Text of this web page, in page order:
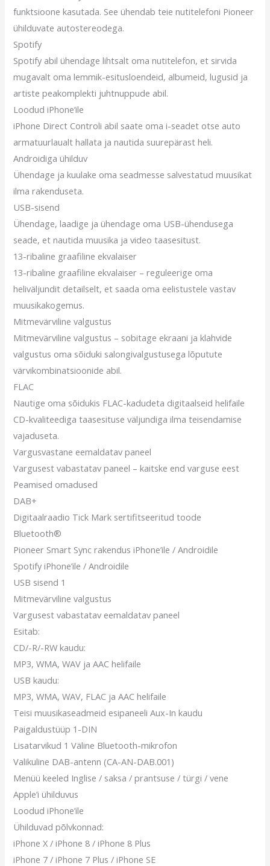
funktsioone kasutada. See ühendab teie nutitelefoni Pioneer
ühilduvate autostereodega.
Spotify
Spotify abil ühendage lihtsalt oma nutitelefon, et sirvida
mugavalt oma lemmik-esitusloendeid, albumeid, lugusid ja
artiste peakomplekti juhtnuppude abil.
Loodud iPhone’ile
iPhone Direct Controli abil saate oma i-seadet otse auto
armatuurlaualt hallata ja nautida suurepärast heli.
Androidiga ühilduv
Ühendage ja kuulake oma seadmesse salvestatud muusikat
ilma rakenduseta.
USB-sisend
Ühendage, laadige ja ühendage oma USB-ühendusega
seade, et nautida muusika ja video taasesitust.
13-ribaline graafiline ekvalaiser
13-ribaline graafiline ekvalaiser – reguleerige oma
heliväljundit detailselt, et saada oma eelistustele vastav
muusikakogemus.
Mitmevärviline valgustus
Mitmevärviline valgustus – sobitage ekraani ja klahvide
valgustus oma sõiduki salongivalgustusega lõputute
värvikombinatsioonide abil.
FLAC
Nautige oma sõidukis FLAC-kadudeta digitaalseid helifaile
CD-kvaliteediga taasesituse väljundiga ilma teisendamise
vajaduseta.
Vargusvastane eemaldatav paneel
Vargusest vabastatav paneel – kaitske end varguse eest
Peamised omadused
DAB+
Digitaalraadio Tick Mark sertifitseeritud toode
Bluetooth®
Pioneer Smart Sync rakendus iPhone’ile / Androidile
Spotify iPhone’ile / Androidile
USB sisend 1
Mitmevärviline valgustus
Vargusest vabastatav eemaldatav paneel
Esitab:
CD/-R/-RW kaudu:
MP3, WMA, WAV ja AAC helifaile
USB kaudu:
MP3, WMA, WAV, FLAC ja AAC helifaile
Teisi muusikaseadmeid esipaneeli Aux-In kaudu
Paigaldustüüp 1-DIN
Lisatarvikud 1 Väline Bluetooth-mikrofon
Valikuline DAB-antenn (CA-AN-DAB.001)
Menüü keeled Inglise / saksa / prantsuse / türgi / vene
Apple’i ühilduvus
Loodud iPhone’ile
Ühilduvad põlvkonnad:
iPhone X / iPhone 8 / iPhone 8 Plus
iPhone 7 / iPhone 7 Plus / iPhone SE